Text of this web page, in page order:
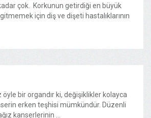
çok. Korkunun getirdiği en büyük
için diş ve dişeti hastalıklarının
öyle bir organdır ki, değişiklikler kolayca
erken teşhisi mümkündür. Düzenli
kanserlerinin ...